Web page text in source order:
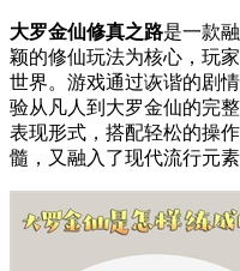
大罗金仙修真之路是一款
颖的修仙玩法为核心，玩
世界。游戏通过诙谐的剧
验从凡人到大罗金仙的完
表现形式，搭配轻松的操
髓，又融入了现代流行元素